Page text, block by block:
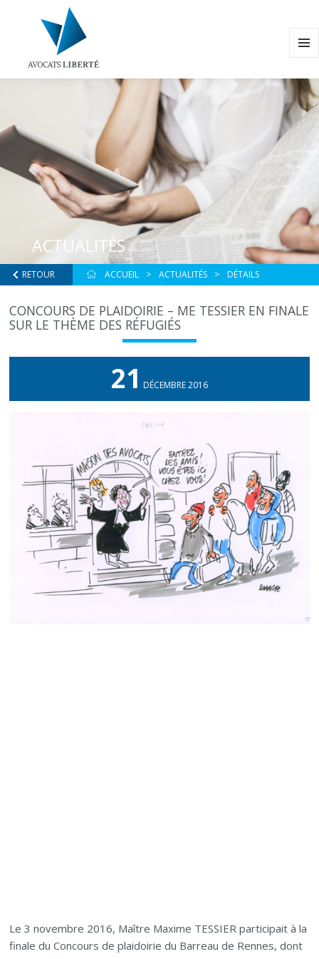
ACTUALITÉS
RETOUR ACCUEIL ACTUALITÉS DÉTAILS
CONCOURS DE PLAIDOIRIE – ME TESSIER EN FINALE
SUR LE THÈME DES RÉFUGIÉS
21 DÉCEMBRE 2016
Le 3 novembre 2016, Maître Maxime TESSIER participait à la
finale du Concours de plaidoirie du Barreau de Rennes, dont